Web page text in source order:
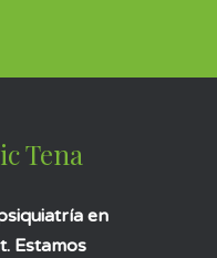
Tena
en
Estamos